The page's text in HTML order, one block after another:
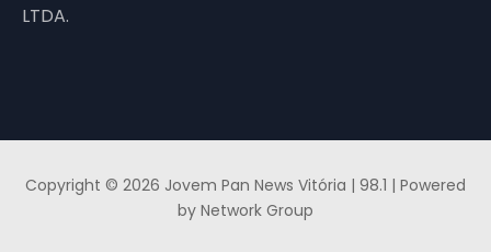
LTDA.
Copyright © 2026 Jovem Pan News Vitória | 98.1 | Powered
by Network Group